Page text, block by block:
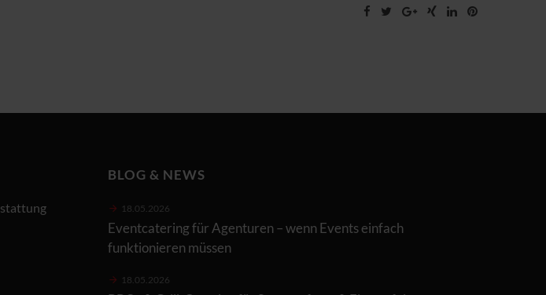
BLOG & NEWS
18.05.2026
Eventcatering für Agenturen – wenn Events einfach
funktionieren müssen
18.05.2026